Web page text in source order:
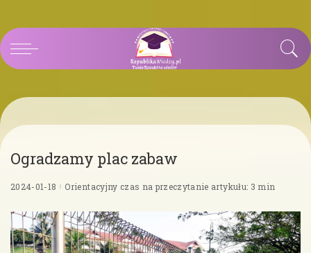
Ogradzamy plac zabaw
2024-01-18 Orientacyjny czas na przeczytanie artykułu: 3 min